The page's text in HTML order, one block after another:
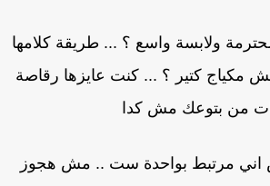
ولابسة واسع ؟ ... طريقة كلامها
كتير ؟ ... كنت عايزها رقاصة
من بتوعك مش كدا
مرتبط بواحدة ست .. مش هجوز